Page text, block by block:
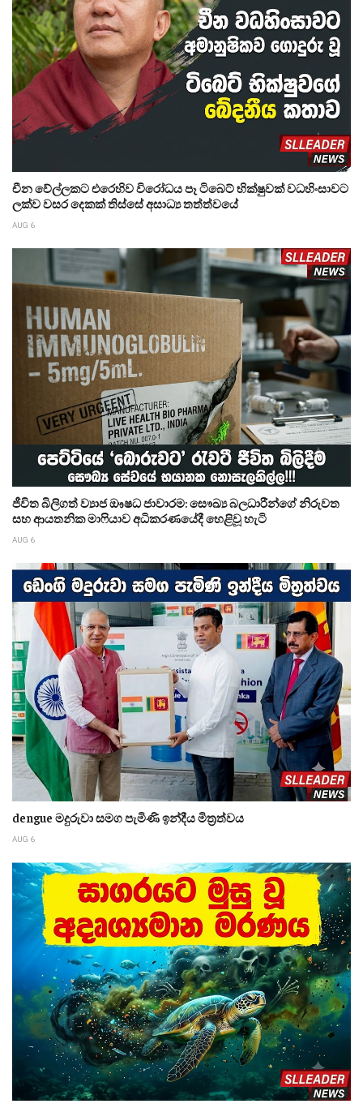
චීන වේල්ලකට එරෙහිව විරෝධය පෑ ටිබෙට් භික්ෂුවක් වධහිංසාවට
ලක්ව වසර දෙකක් තිස්සේ අසාධ්‍ය තත්ත්වයේ
AUG 6
ජීවිත බිලිගත් ව්‍යාජ ඖෂධ ජාවාරම: සෞඛ්‍ය බලධාරීන්ගේ නිරුවත
සහ ආයතනික මාෆියාව අධිකරණයේදී හෙළිවූ හැටි
AUG 6
dengue මදුරුවා සමග පැමිණි ඉන්දීය මිත්‍රත්වය
AUG 6